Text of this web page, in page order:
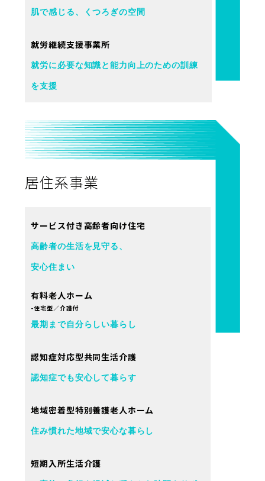
肌で感じる、くつろぎの空間
就労継続支援事業所
就労に必要な知識と能力向上のための訓練
を支援
居住系事業
サービス付き高齢者向け住宅
高齢者の生活を見守る、
安心住まい
有料老人ホーム
-住宅型／介護付
最期まで自分らしい暮らし
認知症対応型共同生活介護
認知症でも安心して暮らす
地域密着型特別養護老人ホーム
住み慣れた地域で安心な暮らし
短期入所生活介護